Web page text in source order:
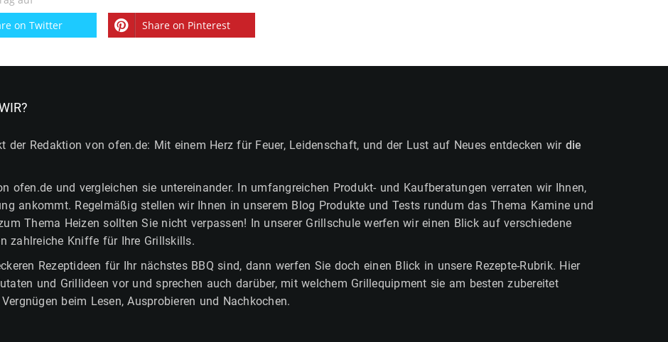
on Twitter Share on Pinterest
der Redaktion von ofen.de: Mit einem Herz für Feuer, Leidenschaft, und der Lust auf Neues entdecken wir die
ofen.de und vergleichen sie untereinander. In umfangreichen Produkt- und Kaufberatungen verraten wir Ihnen,
ankommt. Regelmäßig stellen wir Ihnen in unserem Blog Produkte und Tests rundum das Thema Kamine und
Thema Heizen sollten Sie nicht verpassen! In unserer Grillschule werfen wir einen Blick auf verschiedene
zahlreiche Kniffe für Ihre Grillskills.
Rezeptideen für Ihr nächstes BBQ sind, dann werfen Sie doch einen Blick in unsere Rezepte-Rubrik. Hier
und Grillideen vor und sprechen auch darüber, mit welchem Grillequipment sie am besten zubereitet
beim Lesen, Ausprobieren und Nachkochen.